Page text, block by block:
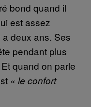
bond quand il
est assez
deux ans. Ses
pendant plus
quand on parle
« le confort